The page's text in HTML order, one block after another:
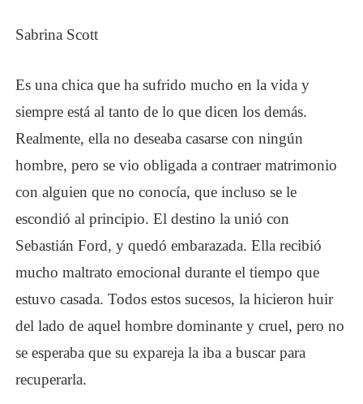
Sabrina Scott
Es una chica que ha sufrido mucho en la vida y
siempre está al tanto de lo que dicen los demás.
Realmente, ella no deseaba casarse con ningún
hombre, pero se vio obligada a contraer matrimonio
con alguien que no conocía, que incluso se le
escondió al principio. El destino la unió con
Sebastián Ford, y quedó embarazada. Ella recibió
mucho maltrato emocional durante el tiempo que
estuvo casada. Todos estos sucesos, la hicieron huir
del lado de aquel hombre dominante y cruel, pero no
se esperaba que su expareja la iba a buscar para
recuperarla.